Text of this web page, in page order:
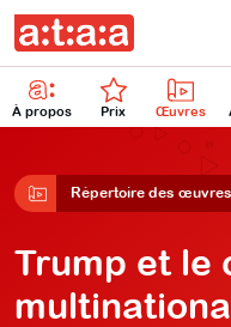
À propos Prix Œuvres
Répertoire des œuvres
Trump et le